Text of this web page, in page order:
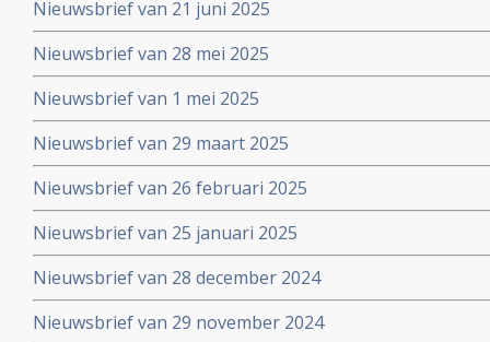
Nieuwsbrief van 21 juni 2025
Nieuwsbrief van 28 mei 2025
Nieuwsbrief van 1 mei 2025
Nieuwsbrief van 29 maart 2025
Nieuwsbrief van 26 februari 2025
Nieuwsbrief van 25 januari 2025
Nieuwsbrief van 28 december 2024
Nieuwsbrief van 29 november 2024